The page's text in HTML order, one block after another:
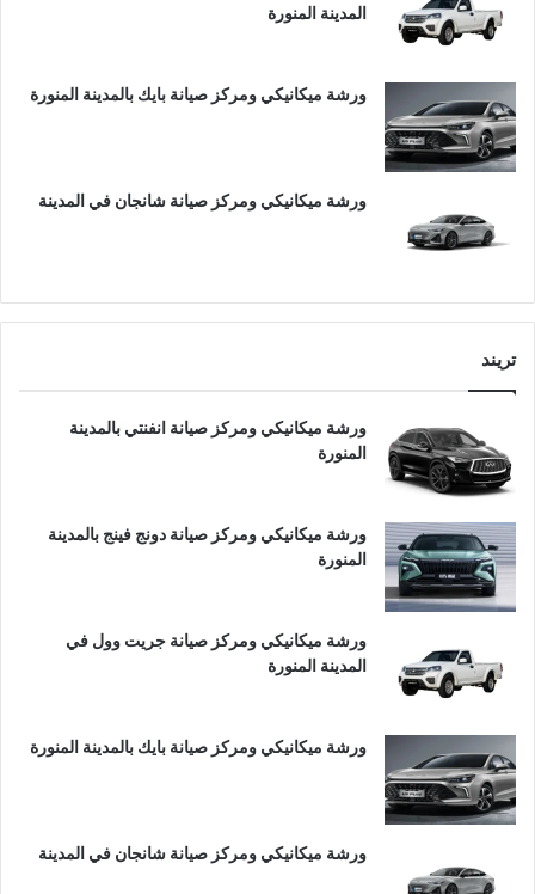
المدينة المنورة
ورشة ميكانيكي ومركز صيانة بايك بالمدينة المنورة
ورشة ميكانيكي ومركز صيانة شانجان في المدينة
تريند
ورشة ميكانيكي ومركز صيانة انفنتي بالمدينة
المنورة
ورشة ميكانيكي ومركز صيانة دونج فينج بالمدينة
المنورة
ورشة ميكانيكي ومركز صيانة جريت وول في
المدينة المنورة
ورشة ميكانيكي ومركز صيانة بايك بالمدينة المنورة
ورشة ميكانيكي ومركز صيانة شانجان في المدينة